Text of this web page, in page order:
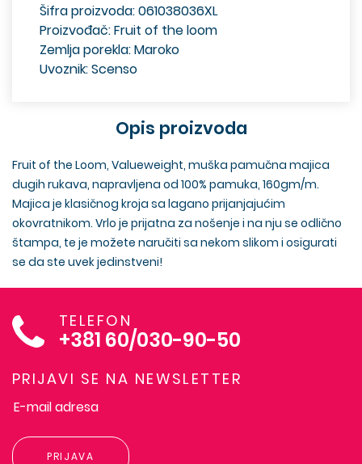
Šifra proizvoda: 061038036XL
Proizvođač: Fruit of the loom
Zemlja porekla: Maroko
Uvoznik: Scenso
Opis proizvoda
Fruit of the Loom, Valueweight, muška pamučna majica
dugih rukava, napravljena od 100% pamuka, 160gm/m.
Majica je klasičnog kroja sa lagano prijanjajućim
okovratnikom. Vrlo je prijatna za nošenje i na nju se odlično
štampa, te je možete naručiti sa nekom slikom i osigurati
se da ste uvek jedinstveni!
TELEFON
+381 60/030-90-50
PRIJAVI SE NA NEWSLETTER
PRIJAVA